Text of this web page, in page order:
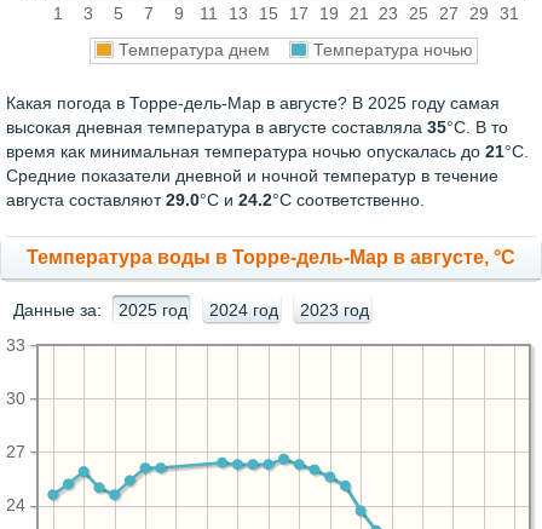
1 3 5 7 9 11 13 15 17 19 21 23 25 27 29 31
Температура днем Температура ночью
Какая погода в Торре-дель-Мар в августе? В 2025 году самая
высокая дневная температура в августе составляла 35°С. В то
время как минимальная температура ночью опускалась до 21°C.
Средние показатели дневной и ночной температур в течение
августа составляют29.0°С и 24.2°С соответственно.
Температура воды в Торре-дель-Мар в августе, °C
Данные за: 2025 год 2024 год 2023 год
24
27
30
33